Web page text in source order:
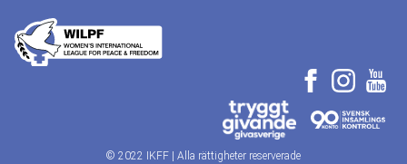
© 2022 IKFF | Alla rättigheter reserverade